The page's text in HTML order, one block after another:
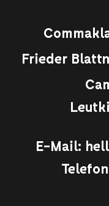
Frieder
E-Mail: